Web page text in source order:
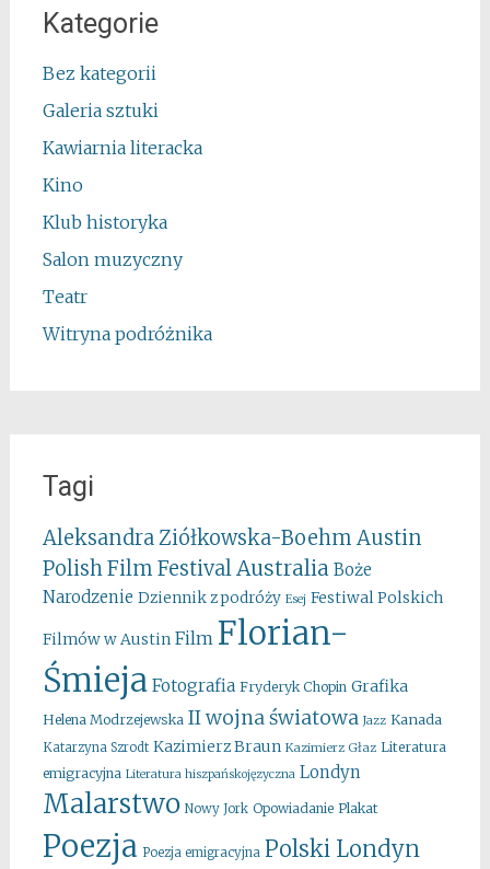
Kategorie
Bez kategorii
Galeria sztuki
Kawiarnia literacka
Kino
Klub historyka
Salon muzyczny
Teatr
Witryna podróżnika
Tagi
Aleksandra Ziółkowska-Boehm Austin
Polish Film FestivalAustralia Boże
Narodzenie Dziennik z podróży Esej Festiwal Polskich
Filmów w Austin Film Florian-
Śmieja Fotografia Fryderyk Chopin Grafika
Helena Modrzejewska II wojna światowa Jazz Kanada
Katarzyna Szrodt Kazimierz Braun Kazimierz Głaz Literatura
emigracyjna Literatura hiszpańskojęzyczna Londyn
Malarstwo Nowy Jork Opowiadanie Plakat
Poezja Poezja emigracyjna Polski Londyn